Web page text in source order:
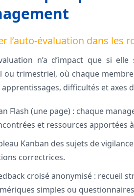
l’auto-évaluation dans les
n’a d’impact que si
ou trimestriel, où chaque
difficultés et axes
Flash (une page) : chaque
et ressources apportées à
Kanban des sujets de
correctrices.
croisé anonymisé : recueil
simples ou